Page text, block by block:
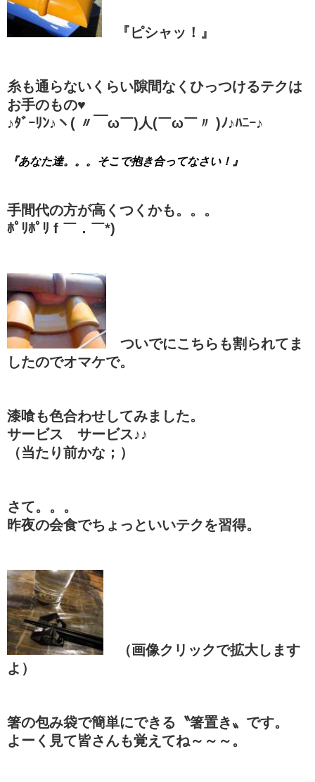
『ピシャッ！』
糸も通らないくらい隙間なくひっつけるテクは
お手のもの♥
♪ﾀﾞｰﾘﾝ♪ヽ( 〃￣ω￣)人(￣ω￣〃 )ﾉ♪ﾊﾆｰ♪
『あなた達。。。そこで抱き合ってなさい！』
手間代の方が高くつくかも。。。
ﾎﾟﾘﾎﾟﾘ f ￣．￣*)
ついでにこちらも割られてま
したのでオマケで。
漆喰も色合わせしてみました。
サービス サービス♪♪
（当たり前かな；）
さて。。。
昨夜の会食でちょっといいテクを習得。
（画像クリックで拡大します
よ）
箸の包み袋で簡単にできる〝箸置き〟です。
よーく見て皆さんも覚えてね～～～。